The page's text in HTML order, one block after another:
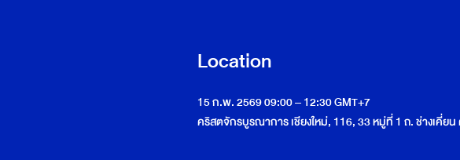
Location
15 ก.พ. 2569 09:00 – 12:30 GMT+7
คริสตจักรบูรณาการ เชียงใหม่, 116, 33 หมู่ที่ 1 ถ. ช่างเคี่ยน